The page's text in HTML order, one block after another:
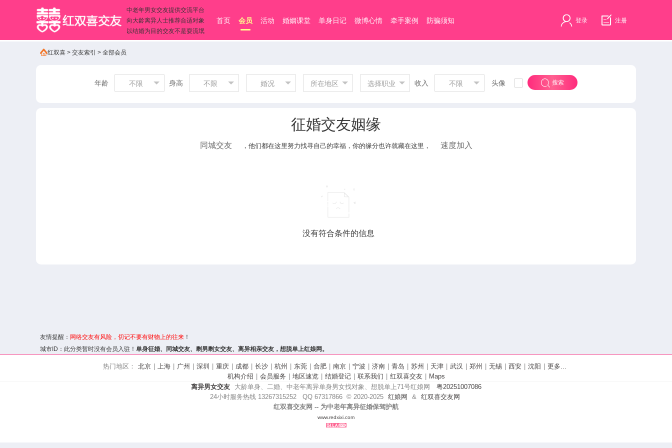
中老年男女交友提供交流平台
向大龄离异人士推荐合适对象
以结婚为目的交友不是耍流氓
首页 会员 活动 婚姻课堂 单身日记 微博心情 牵手案例 防骗须知 登录 注册
红双喜 > 交友索引 > 全部会员
年龄 不限 身高 不限 婚况 所在地区 选择职业 收入 不限 头像 搜索
征婚交友姻缘
同城交友 ，他们都在这里努力找寻自己的幸福，你的缘分也许就藏在这里， 速度加入
没有符合条件的信息
友情提醒： 网络交友有风险，切记不要有财物上的往来 ！
城市ID：此分类暂时没有会员入驻！ 单身征婚、 同城交友、剩男剩女交友、离异相亲交友，想脱单上红娘网。
热门地区： 北京 上海 广州 深圳 重庆 成都 长沙 杭州 东莞 合肥 南京 宁波 济南 青岛 苏州 天津 武汉 郑州 无锡 西安 沈阳
更多...
机构介绍
会员服务 地区速览 结婚登记 联系我们 红双喜交友
Maps
离异男女交友
大龄单身、二婚、中老年离异单身男女找对象、想脱单上71号红娘网
粤20251007086
24小时服务热线 13267315252 QQ 67317866 © 2020-2025 红娘网 & 红双喜交友网
红双喜交友网 -- 为中老年离异征婚保驾护航
www.redxixi.com